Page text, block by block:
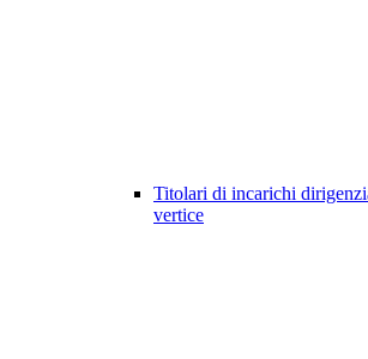
Titolari di incarichi
vertice